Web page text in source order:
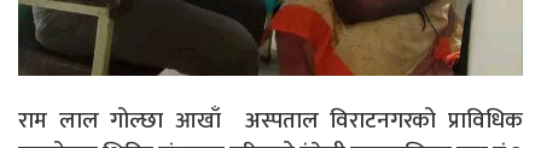
राम लाल गोल्छा आखाँ अस्पताल विराटनगरको प्राविधिक